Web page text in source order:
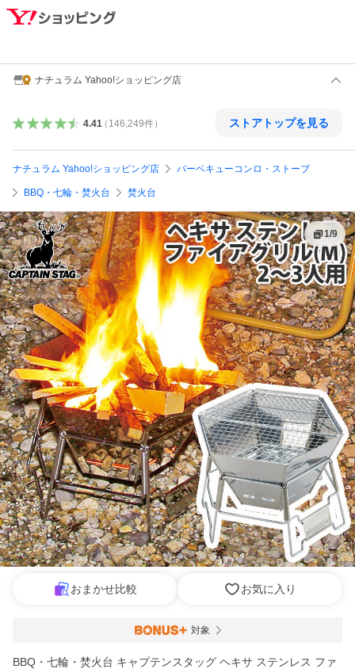
ナチュラム Yahoo!ショッピング店
4.41（ 146,249件） ストアトップを見る
ナチュラム Yahoo!ショッピング店 バーベキューコンロ・ストーブ
BBQ・七輪・焚火台 焚火台
1/9
おまかせ比較 お気に入り
対象
BBQ・七輪・焚火台 キャプテンスタッグ ヘキサ ステンレス ファ